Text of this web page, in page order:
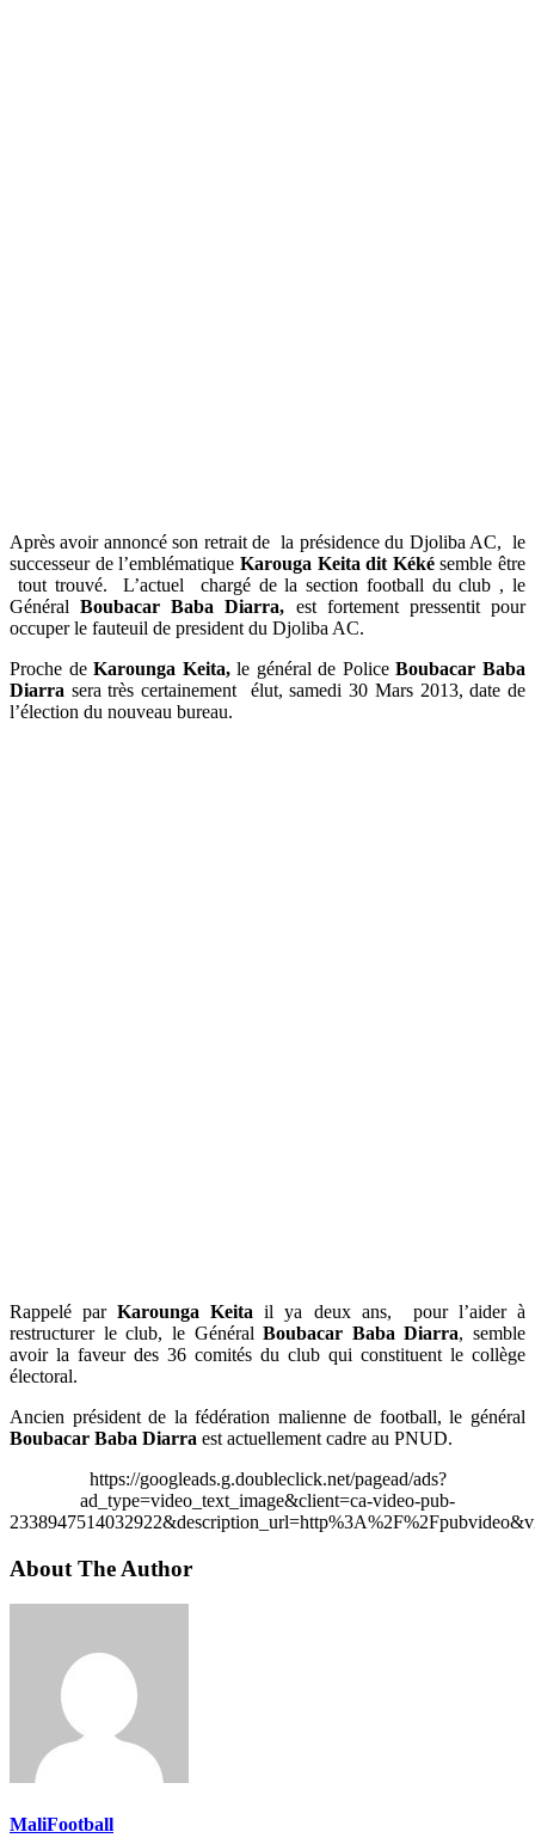
Après avoir annoncé son retrait de la présidence du Djoliba AC, le
successeur de l’emblématique Karouga Keita dit Kékésemble être
tout trouvé. L’actuel chargé de la section football du club , le
Général Boubacar Baba Diarra, est fortement pressentit pour
occuper le fauteuil de president du Djoliba AC.
Proche deKarounga Keita,le général de PoliceBoubacar Baba
Diarra sera très certainement élut, samedi 30 Mars 2013, date de
l’élection du nouveau bureau.
Rappelé parKarounga Keita il ya deux ans, pour l’aider à
restructurer le club, le GénéralBoubacar Baba Diarra, semble
avoir la faveur des 36 comités du club qui constituent le collège
électoral.
Ancien président de la fédération malienne de football, le général
Boubacar Baba Diarra est actuellement cadre au PNUD.
https://googleads.g.doubleclick.net/pagead/ads?
ad_type=video_text_image&client=ca-video-pub-
About The Author
MaliFootball